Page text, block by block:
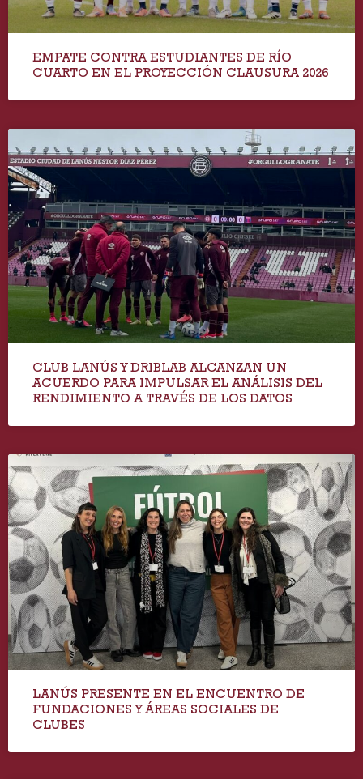
EMPATE CONTRA ESTUDIANTES DE RÍO
CUARTO EN EL PROYECCIÓN CLAUSURA 2026
CLUB LANÚS Y DRIBLAB ALCANZAN UN
ACUERDO PARA IMPULSAR EL ANÁLISIS DEL
RENDIMIENTO A TRAVÉS DE LOS DATOS
LANÚS PRESENTE EN EL ENCUENTRO DE
FUNDACIONES Y ÁREAS SOCIALES DE
CLUBES